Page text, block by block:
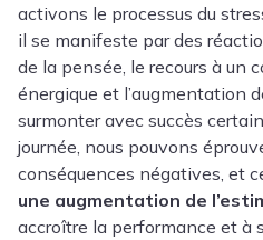
activons le processus du
il se manifeste par des
de la pensée, le recours à un
énergique et l’augmentation
surmonter avec succès
journée, nous pouvons
conséquences négatives, et
une augmentation de
accroître la performance et à